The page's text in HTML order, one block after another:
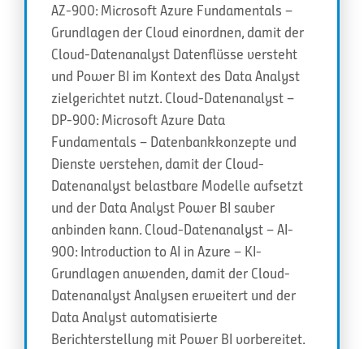
AZ-900: Microsoft Azure Fundamentals –
Grundlagen der Cloud einordnen, damit der
Cloud-Datenanalyst Datenflüsse versteht
und Power BI im Kontext des Data Analyst
zielgerichtet nutzt. Cloud-Datenanalyst –
DP-900: Microsoft Azure Data
Fundamentals – Datenbankkonzepte und
Dienste verstehen, damit der Cloud-
Datenanalyst belastbare Modelle aufsetzt
und der Data Analyst Power BI sauber
anbinden kann. Cloud-Datenanalyst – AI-
900: Introduction to AI in Azure – KI-
Grundlagen anwenden, damit der Cloud-
Datenanalyst Analysen erweitert und der
Data Analyst automatisierte
Berichterstellung mit Power BI vorbereitet.